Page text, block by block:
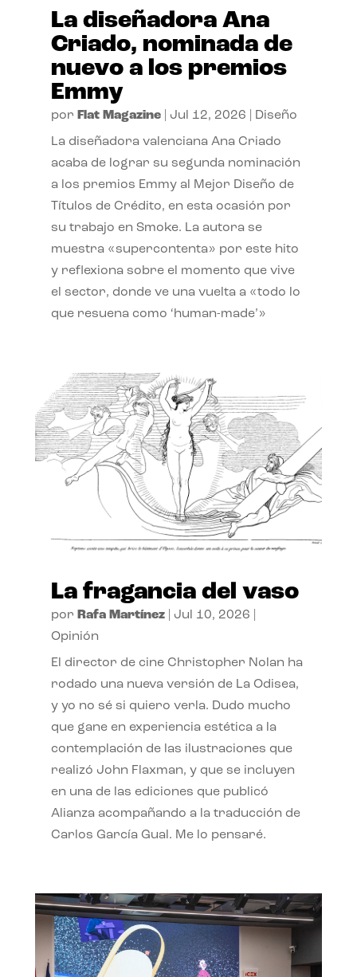
La diseñadora Ana
Criado, nominada de
nuevo a los premios
Emmy
por Flat Magazine| Jul 12, 2026 Diseño
La diseñadora valenciana Ana Criado
acaba de lograr su segunda nominación
a los premios Emmy al Mejor Diseño de
Títulos de Crédito, en esta ocasión por
su trabajo en Smoke. La autora se
muestra «supercontenta» por este hito
y reflexiona sobre el momento que vive
el sector, donde ve una vuelta a «todo lo
que resuena como ‘human-made’»
La fragancia del vaso
por Rafa Martínez| Jul 10, 2026
Opinión
El director de cine Christopher Nolan ha
rodado una nueva versión de La Odisea,
y yo no sé si quiero verla. Dudo mucho
que gane en experiencia estética a la
contemplación de las ilustraciones que
realizó John Flaxman, y que se incluyen
en una de las ediciones que publicó
Alianza acompañando a la traducción de
Carlos García Gual. Me lo pensaré.